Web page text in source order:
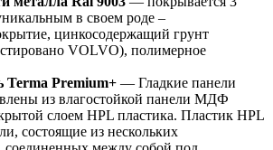
в своем роде –
цинкосодержащий грунт
VOLVO), полимерное
Terma Premium+ — Гладкие панели
из влагостойкой панели МДФ
слоем HPL пластика. Пластик HPL
состоящие из нескольких